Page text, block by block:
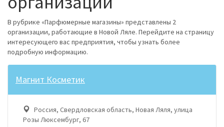
В рубрике «Парфюмерные магазины» представлены 2
организации, работающие в Новой Ляле. Перейдите на страницу
интересующего вас предприятия, чтобы узнать более
подробную информацию.
Магнит Косметик
Россия, Свердловская область, Новая Ляля, улица
Розы Люксембург, 67